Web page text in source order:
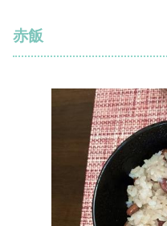
赤飯